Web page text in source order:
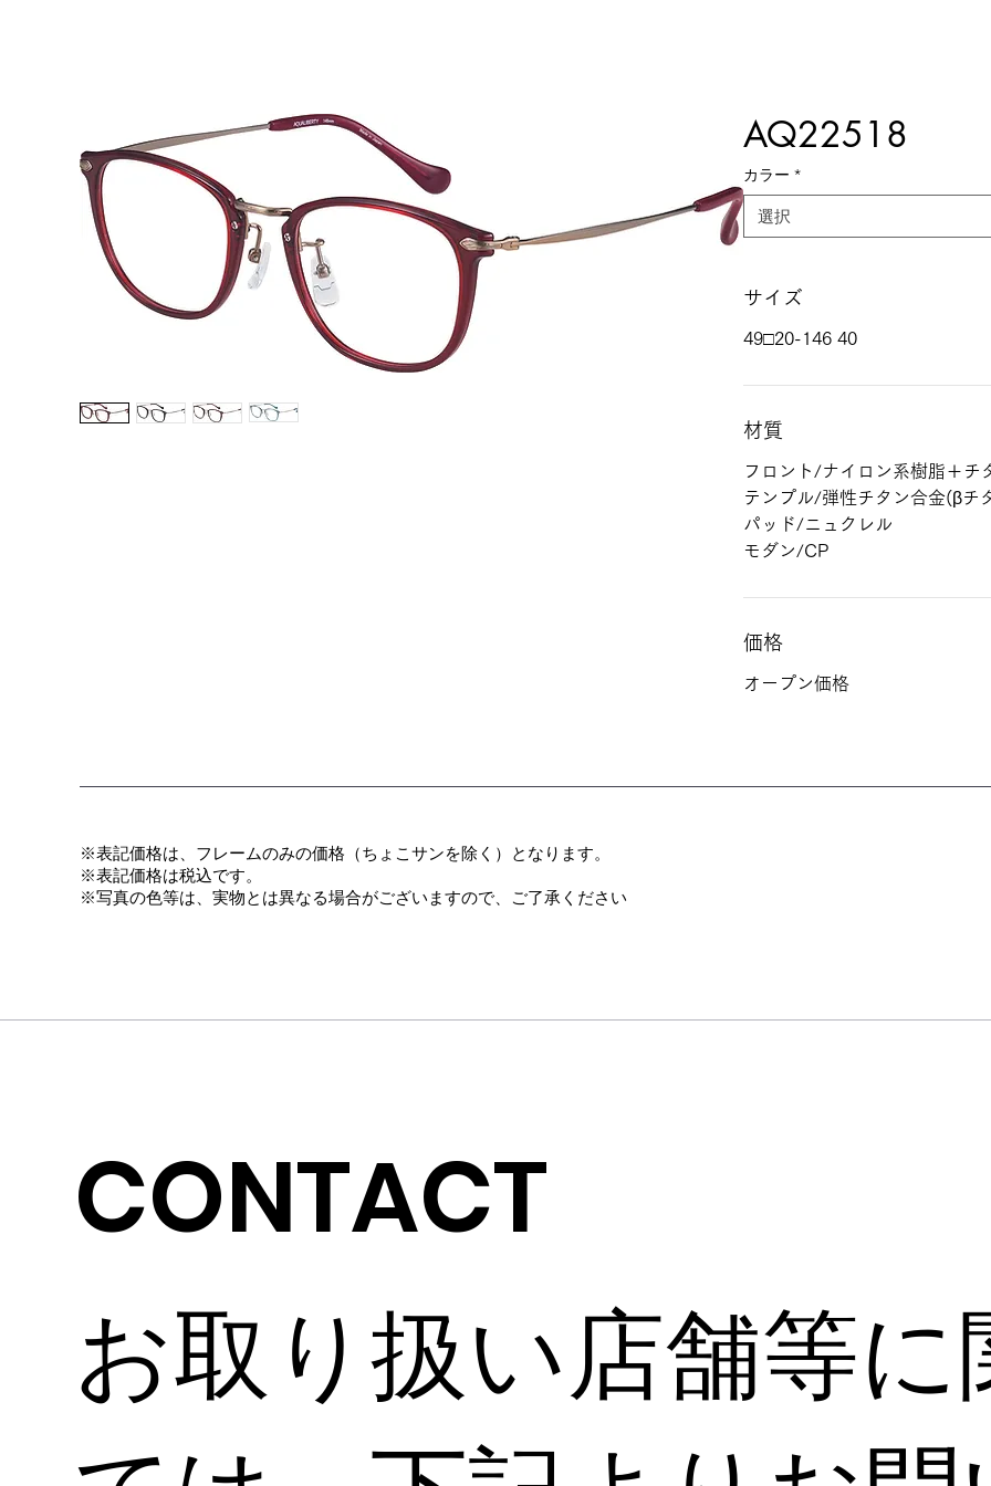
AQ22518
カラー *
選択
サイズ
49□20-146 40
材質
フロント/ナイロン系樹脂＋チ
テンプル/弾性チタン合金(βチ
パッド/ニュクレル
モダン/CP
価格
オープン価格
※表記価格は、フレームのみの価格（ちょこサンを除く）となります。
​※表記価格は税込です。
※写真の色等は、実物とは異なる場合がございますので、ご了承ください
CONTACT
お取り扱い店舗等